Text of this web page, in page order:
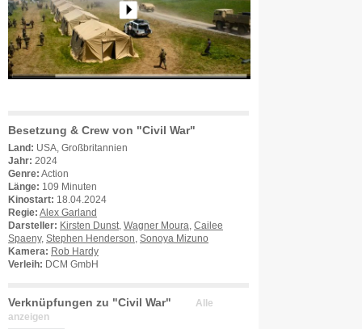
Besetzung & Crew von "Civil War"
Land: USA, Großbritannien
Jahr: 2024
Genre: Action
Länge: 109 Minuten
Kinostart: 18.04.2024
Regie: Alex Garland
Darsteller: Kirsten Dunst Wagner Moura Cailee
Spaeny, Stephen Henderson Sonoya Mizuno
Kamera: Rob Hardy
Verleih: DCM GmbH
Verknüpfungen zu "Civil War"
Alle
anzeigen